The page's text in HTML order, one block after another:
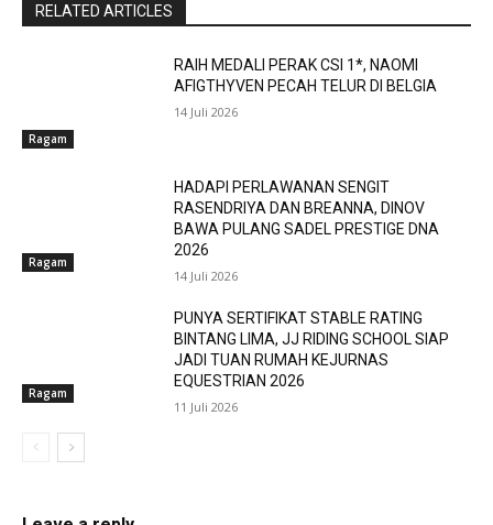
RELATED ARTICLES
Ragam
RAIH MEDALI PERAK CSI 1*, NAOMI
AFIGTHYVEN PECAH TELUR DI BELGIA
14 Juli 2026
Ragam
HADAPI PERLAWANAN SENGIT
RASENDRIYA DAN BREANNA, DINOV
BAWA PULANG SADEL PRESTIGE DNA
2026
14 Juli 2026
Ragam
PUNYA SERTIFIKAT STABLE RATING
BINTANG LIMA, JJ RIDING SCHOOL SIAP
JADI TUAN RUMAH KEJURNAS
EQUESTRIAN 2026
11 Juli 2026